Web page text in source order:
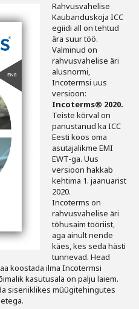
Rahvusvahelise
Kaubanduskoja ICC
egiidi all on tehtud
ära suur töö.
Valminud on
rahvusvahelise äri
alusnormi,
Incotermsi uus
versioon:
Incoterms® 2020.
Teiste kõrval on
panustanud ka ICC
Eesti koos oma
asutajalikme EMI
EWT-ga. Uus
versioon hakkab
kehtima 1. jaanuarist
2020.
Incoterms on
rahvusvahelise äri
tõhusaim tööriist,
aga ainult nende
käes, kes seda hästi
tunnevad. Head
koostada ilma Incotermsi
kasutusala on palju laiem.
siseriiklikes müügitehingutes